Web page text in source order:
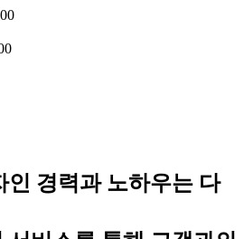
인 경력과 노하우는 다